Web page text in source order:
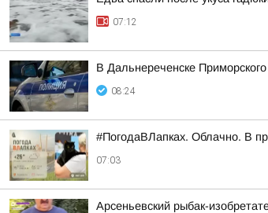
07:12
В Дальнереченске
08:24
#ПогодаВЛапках. Облачно. В
07:03
Арсеньевский рыбак-